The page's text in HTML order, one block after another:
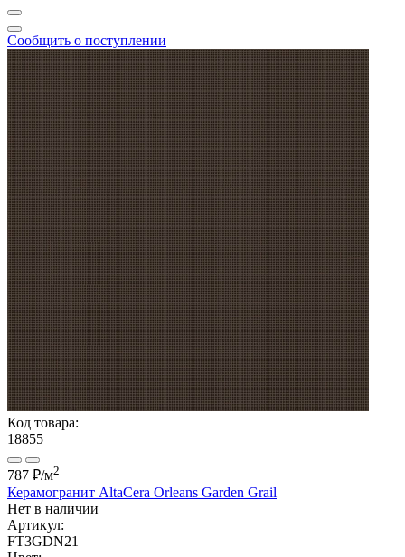
Сообщить о поступлении
Код товара:
18855
787 ₽/м2
Керамогранит AltaCera Orleans Garden Grail
Нет в наличии
Артикул:
FT3GDN21